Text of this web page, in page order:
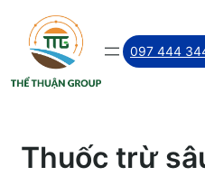
Skip
content
097 444
Thuốc trừ